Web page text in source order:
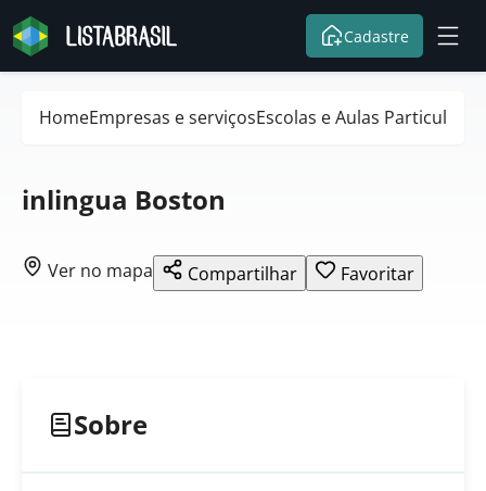
Cadastre
HomeEmpresas e serviçosEscolas e Aulas Particulares
inlingua Boston
Ver no mapa Compartilhar Favoritar
Sobre